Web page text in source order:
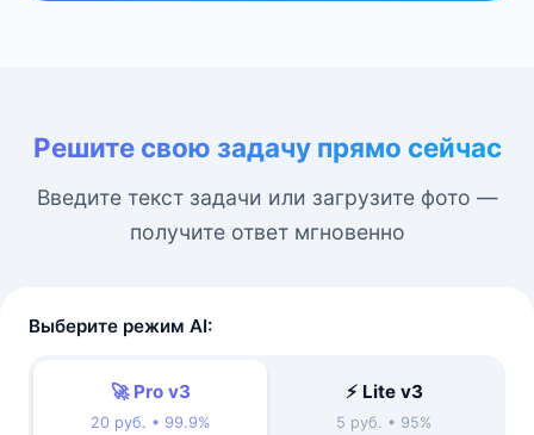
Решите свою задачу прямо сейчас
Введите текст задачи или загрузите фото —
получите ответ мгновенно
Выберите режим AI:
🚀 Pro v3
20 руб. • 99.9%
⚡ Lite v3
5 руб. • 95%